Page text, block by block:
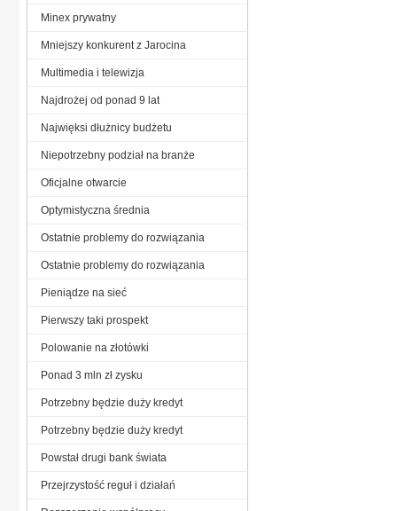
Minex prywatny
Mniejszy konkurent z Jarocina
Multimedia i telewizja
Najdrożej od ponad 9 lat
Najwięksi dłużnicy budżetu
Niepotrzebny podział na branże
Oficjalne otwarcie
Optymistyczna średnia
Ostatnie problemy do rozwiązania
Ostatnie problemy do rozwiązania
Pieniądze na sieć
Pierwszy taki prospekt
Polowanie na złotówki
Ponad 3 mln zł zysku
Potrzebny będzie duży kredyt
Potrzebny będzie duży kredyt
Powstał drugi bank świata
Przejrzystość reguł i działań